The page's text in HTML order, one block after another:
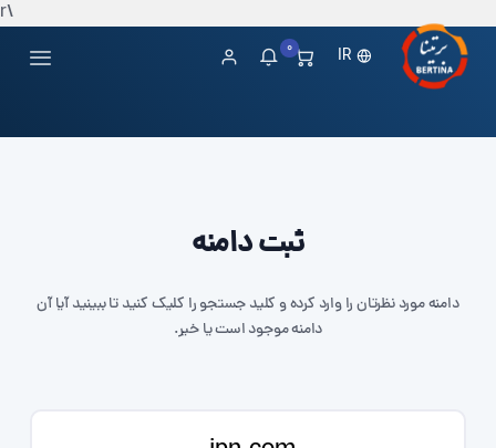
\r
IR
0
ثبت دامنه
دامنه مورد نظرتان را وارد کرده و کلید جستجو را کلیک کنید تا ببینید آیا آن
دامنه موجود است یا خیر.